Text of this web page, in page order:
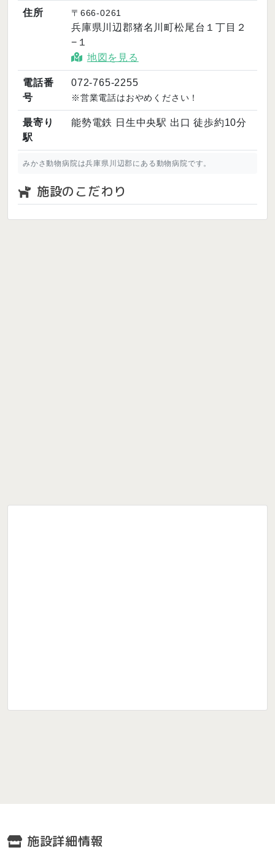
住所 〒666-0261
兵庫県川辺郡猪名川町松尾台１丁目２
−１
地図を見る
電話番
号
072-765-2255
※営業電話はおやめください！
最寄り
駅
能勢電鉄 日生中央駅 出口 徒歩約10分
みかさ動物病院は兵庫県川辺郡にある動物病院です。
施設のこだわり
施設詳細情報